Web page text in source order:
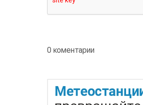
0 коментарии